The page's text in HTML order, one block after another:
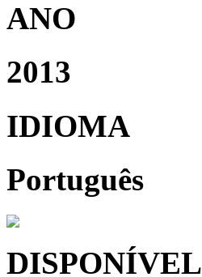
ANO
2013
IDIOMA
Português
DISPONÍVEL